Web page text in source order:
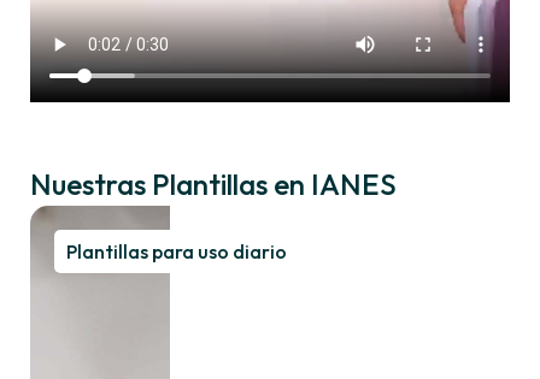
Nuestras Plantillas en IANES
Plantillas para uso diario